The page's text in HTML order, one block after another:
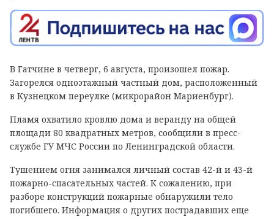
В Гатчине в четверг, 6 августа, произошел пожар.
Загорелся одноэтажный частный дом, расположенный
в Кузнецком переулке (микрорайон Мариенбург).
Пламя охватило кровлю дома и веранду на общей
площади 80 квадратных метров, сообщили в пресс-
службе ГУ МЧС России по Ленинградской области.
Тушением огня занимался личный состав 42-й и 43-й
пожарно-спасательных частей. К сожалению, при
разборе конструкций пожарные обнаружили тело
погибшего. Информация о других пострадавших еще